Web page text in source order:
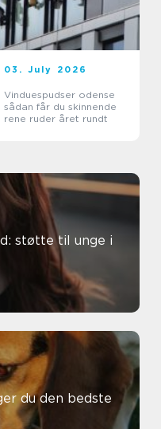
03. July 2026
Vinduespudser odense
sådan får du skinnende
rene ruder året rundt
støtte til unge i